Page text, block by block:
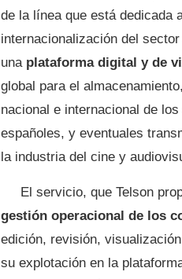
de la línea que está dedicada
internacionalización del
una plataforma digital y de
global para el
nacional e internacional de
españoles, y eventuales
la industria del cine y
El servicio, que Telson
gestión operacional de los
edición, revisión,
su explotación en la